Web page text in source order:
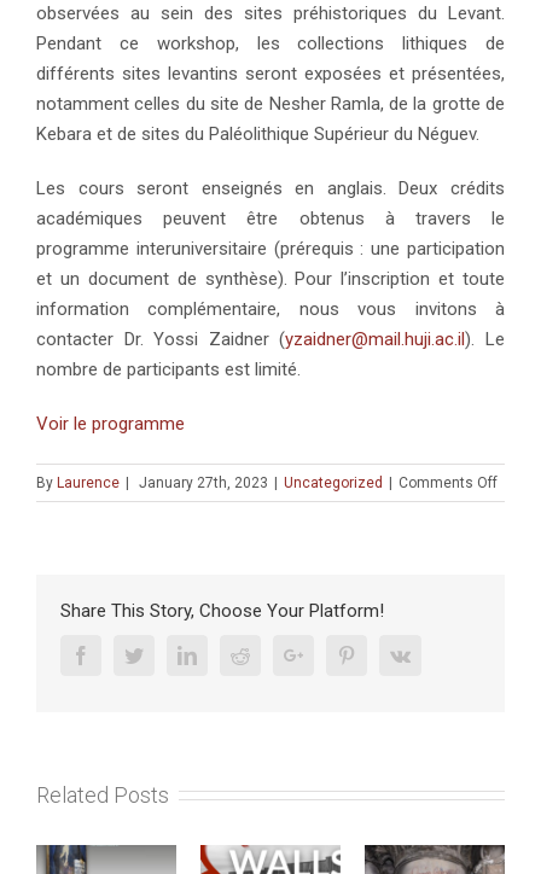
observées au sein des sites préhistoriques du Levant.
Pendant ce workshop, les collections lithiques de
différents sites levantins seront exposées et présentées,
notamment celles du site de Nesher Ramla, de la grotte de
Kebara et de sites du Paléolithique Supérieur du Néguev.
Les cours seront enseignés en anglais. Deux crédits
académiques peuvent être obtenus à travers le
programme interuniversitaire (prérequis : une participation
et un document de synthèse). Pour l’inscription et toute
information complémentaire, nous vous invitons à
contacter Dr. Yossi Zaidner (yzaidner@mail.huji.ac.il). Le
nombre de participants est limité.
Voir le programme
By Laurence | January 27th, 2023 | Uncategorized | Comments Offon
2023).
Share This Story, Choose Your Platform!
FacebookTwitterLinkedinRedditGoogle+ PinterestVk
Related Posts